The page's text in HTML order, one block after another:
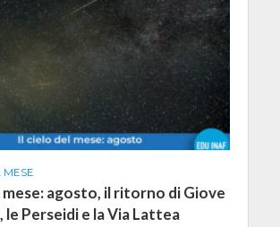
MESE
mese: agosto, il ritorno di Giove
le Perseidi e la Via Lattea